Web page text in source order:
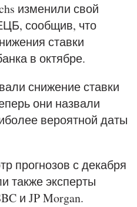
изменили свой
сообщив, что
ставки
в октябре.
снижение ставки
они назвали
вероятной даты
прогнозов с декабря
также эксперты
и JP Morgan.